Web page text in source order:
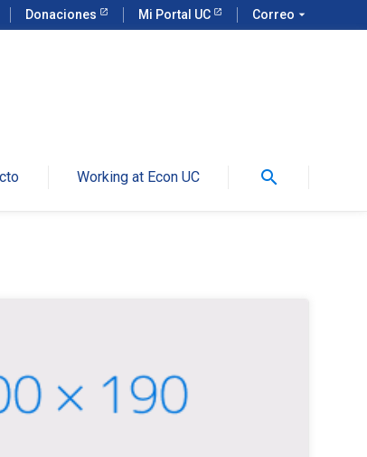
Donaciones Mi Portal UC Correo arrow_drop_down
Working at Econ UC search